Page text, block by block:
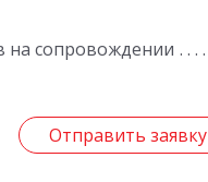
на сопровождении
Отправить заявку
Отправить заявку